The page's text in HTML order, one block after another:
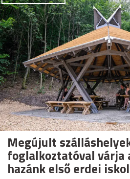
Megújult
foglalkoztatóval várja
hazánk első erdei